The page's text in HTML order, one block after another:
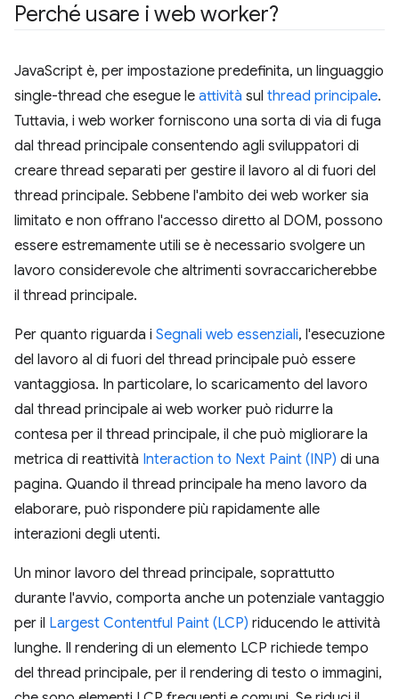
Perché usare i web worker?
JavaScript è, per impostazione predefinita, un linguaggio
single-thread che esegue le attività sul thread principale.
Tuttavia, i web worker forniscono una sorta di via di fuga
dal thread principale consentendo agli sviluppatori di
creare thread separati per gestire il lavoro al di fuori del
thread principale. Sebbene l'ambito dei web worker sia
limitato e non offrano l'accesso diretto al DOM, possono
essere estremamente utili se è necessario svolgere un
lavoro considerevole che altrimenti sovraccaricherebbe
il thread principale.
Per quanto riguarda i Segnali web essenziali, l'esecuzione
del lavoro al di fuori del thread principale può essere
vantaggiosa. In particolare, lo scaricamento del lavoro
dal thread principale ai web worker può ridurre la
contesa per il thread principale, il che può migliorare la
metrica di reattività Interaction to Next Paint (INP) di una
pagina. Quando il thread principale ha meno lavoro da
elaborare, può rispondere più rapidamente alle
interazioni degli utenti.
Un minor lavoro del thread principale, soprattutto
durante l'avvio, comporta anche un potenziale vantaggio
per il Largest Contentful Paint (LCP) riducendo le attività
lunghe. Il rendering di un elemento LCP richiede tempo
del thread principale, per il rendering di testo o immagini,